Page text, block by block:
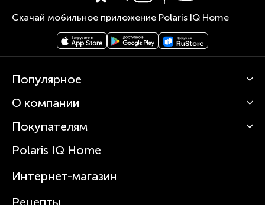
Скачай мобильное приложение Polaris IQ Home
Популярное
Кофемашины
Вертикальные пылесосы
Зубные щетки и ирригаторы
Увлажнители
О компании
О Polaris
Статьи
Покупателям
Сервисные центры
Где купить
Polaris IQ Home
Интернет-магазин
Рецепты